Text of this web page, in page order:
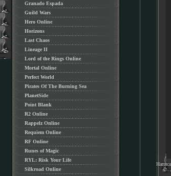
Granado Espada
Guild Wars
Hero Online
Horizons
Last Chaos
Lineage II
Lord of the Rings Online
Mortal Online
Perfect World
Pirates Of The Burning Sea
PlanetSide
Point Blank
R2 Online
Rappelz Online
Requiem Online
RF Online
Runes of Magic
RYL: Risk Your Life
Silkroad Online